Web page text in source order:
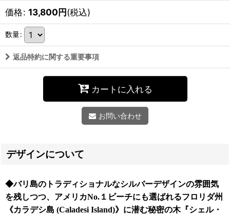
価格: 13,800円(税込)
数量:
返品特約に関する重要事項
カートに入れる
お問い合わせ
デザインについて
◆バリ島のトラディショナルなシルバーデザインの雰囲気
を残しつつ、 アメリカNo.１ビーチにも選ばれるフロリダ州
《カラデシ島 (Caladesi Island)》に潜む秘密の木『シェル・